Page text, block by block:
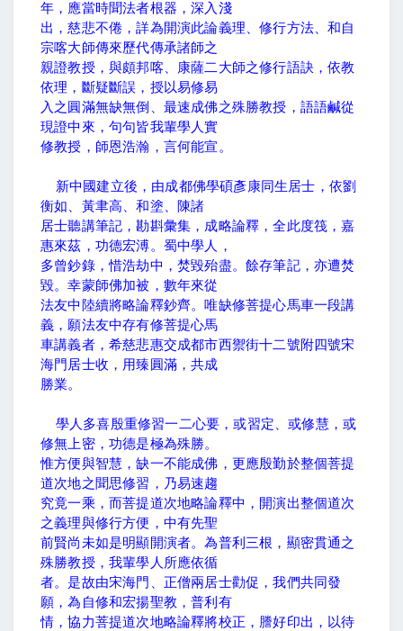
年，應當時聞法者根器，深入淺
出，慈悲不倦，詳為開演此論義理、修行方法、和自
宗喀大師傳來歷代傳承諸師之
親證教授，與頗邦喀、康薩二大師之修行語訣，依教
依理，斷疑斷誤，授以易修易
入之圓滿無缺無倒、最速成佛之殊勝教授，語語鹹從
現證中來，句句皆我輩學人實
修教授，師恩浩瀚，言何能宣。
新中國建立後，由成都佛學碩彥康同生居士，依劉
衡如、黃聿高、和塗、陳諸
居士聽講筆記，勘斟彙集，成略論釋，全此度筏，嘉
惠來茲，功德宏溥。蜀中學人，
多曾鈔錄，惜浩劫中，焚毀殆盡。餘存筆記，亦遭焚
毀。幸蒙師佛加被，數年來從
法友中陸續將略論釋鈔齊。唯缺修菩提心馬車一段講
義，願法友中存有修菩提心馬
車講義者，希慈悲惠交成都市西禦街十二號附四號宋
海門 居士收，用臻圓滿，共成
勝業。
學人多喜殷重修習一二心要，或習定、或修慧，或
修無上密，功德是極為殊勝。
惟方便與智慧，缺一不能成佛，更應殷勤於整個菩提
道次地之聞思修習，乃易速趨
究竟一乘，而菩提道次地略論釋中，開演出整個道次
之義理與修行方便，中有先聖
前賢尚未如是明顯開演者。為普利三根，顯密貫通之
殊勝教授，我輩學人所應依循
者。是故由宋海門、正僧兩居士勸促，我們共同發
願，為自修和宏揚聖教，普利有
情，協力菩提道次地略論釋將校正，謄好印出，以待